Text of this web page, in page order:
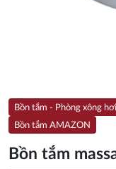
Bồn tắm - Phòng xông hơi
Bồn tắm AMAZON
Bồn tắm